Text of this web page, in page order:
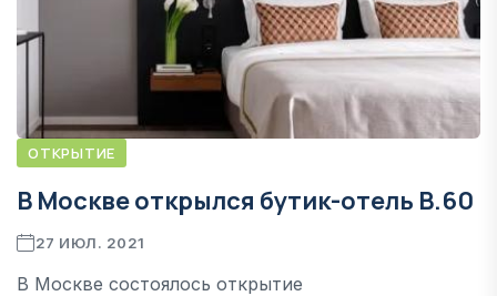
ОТКРЫТИЕ
В Москве открылся бутик-отель В.60
27 ИЮЛ. 2021
В Москве состоялось открытие